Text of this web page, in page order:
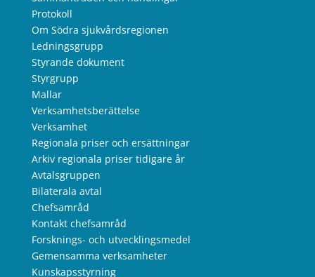
Protokoll
Om Södra sjukvårdsregionen
Ledningsgrupp
Styrande dokument
Styrgrupp
Mallar
Verksamhetsberättelse
Verksamhet
Regionala priser och ersättningar
Arkiv regionala priser tidigare år
Avtalsgruppen
Bilaterala avtal
Chefsamråd
Kontakt chefsamråd
Forsknings- och utvecklingsmedel
Gemensamma verksamheter
Kunskapsstyrning